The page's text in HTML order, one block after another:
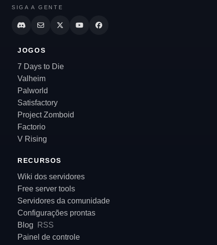
SIGA A GENTE
JOGOS
7 Days to Die
Valheim
Palworld
Satisfactory
Project Zomboid
Factorio
V Rising
RECURSOS
Wiki dos servidores
Free server tools
Servidores da comunidade
Configurações prontas
Blog
RSS
Painel de controle